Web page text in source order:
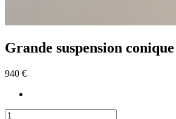
Grande suspension conique
940 €